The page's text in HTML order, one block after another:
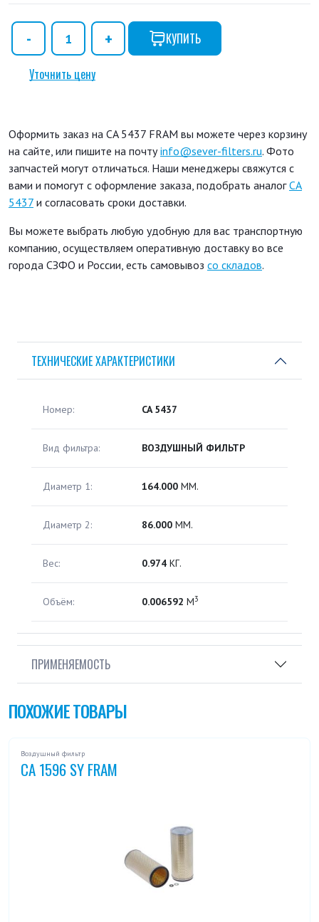
КУПИТЬ
Уточнить цену
Оформить заказ на CA 5437 FRAM вы можете через корзину
на сайте, или пишите на почтуinfo@sever-filters.ru. Фото
запчастей могут отличаться. Наши менеджеры свяжутся с
вами и помогут с оформление заказа, подобрать аналогCA
5437 и согласовать сроки доставки.
Вы можете выбрать любую удобную для вас транспортную
компанию, осуществляем оперативную доставку во все
города СЗФО и России, есть самовывоз со складов.
ТЕХНИЧЕСКИЕ ХАРАКТЕРИСТИКИ
Номер: CA 5437
Вид фильтра: ВОЗДУШНЫЙ ФИЛЬТР
Диаметр 1: 164.000 ММ.
Диаметр 2: 86.000 ММ.
Вес: 0.974 КГ.
Объём: 0.006592 М3
ПРИМЕНЯЕМОСТЬ
ПОХОЖИЕ ТОВАРЫ
Воздушный фильтр
CA 1596 SY FRAM